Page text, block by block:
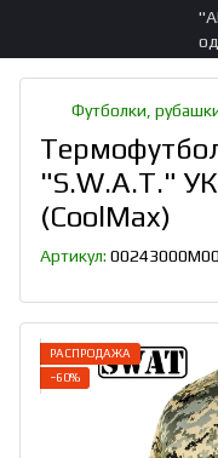
Футболки,
"S.W.A.T."
(CoolMax)
Артикул:
РАСПРОДАЖА
−60%